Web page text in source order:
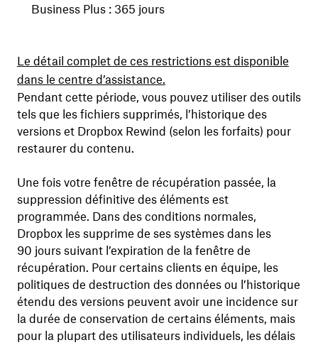
Business Plus : 365 jours
Le détail complet de ces restrictions est disponible
dans le centre d’assistance.
Pendant cette période, vous pouvez utiliser des outils
tels que les fichiers supprimés, l’historique des
versions et Dropbox Rewind (selon les forfaits) pour
restaurer du contenu.
Une fois votre fenêtre de récupération passée, la
suppression définitive des éléments est
programmée. Dans des conditions normales,
Dropbox les supprime de ses systèmes dans les
90 jours suivant l’expiration de la fenêtre de
récupération. Pour certains clients en équipe, les
politiques de destruction des données ou l’historique
étendu des versions peuvent avoir une incidence sur
la durée de conservation de certains éléments, mais
pour la plupart des utilisateurs individuels, les délais